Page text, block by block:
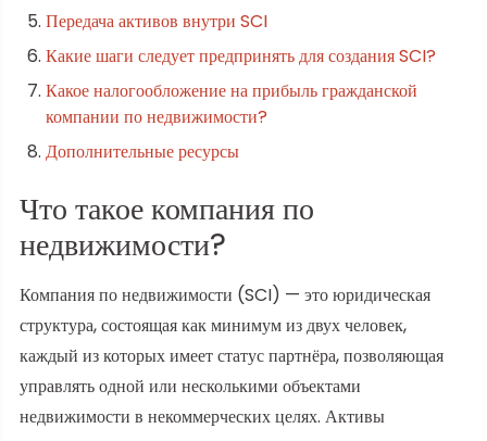
Передача активов внутри SCI
Какие шаги следует предпринять для создания SCI?
Какое налогообложение на прибыль гражданской
компании по недвижимости?
Дополнительные ресурсы
Что такое компания по
недвижимости?
Компания по недвижимости (SCI) — это юридическая
структура, состоящая как минимум из двух человек,
каждый из которых имеет статус партнёра, позволяющая
управлять одной или несколькими объектами
недвижимости в некоммерческих целях. Активы